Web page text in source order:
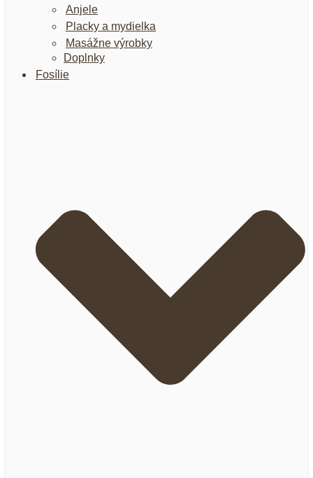
Anjele
Placky a mydielka
Masážne výrobky
Doplnky
Fosílie